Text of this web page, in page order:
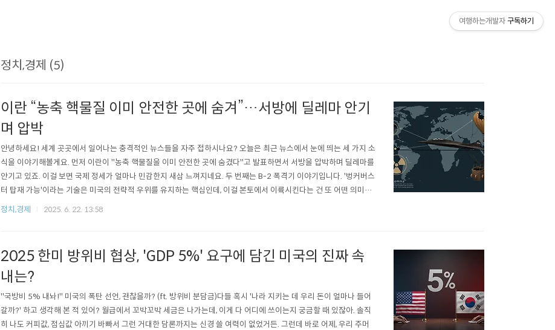
정치,경제 (5)
이란 “농축 핵물질 이미 안전한 곳에 숨겨”…서방에 딜레마 안기
며 압박
안녕하세요! 세계 곳곳에서 일어나는 충격적인 뉴스들을 자주 접하시나요? 오늘은 최근 뉴스에서 눈에 띄는 세 가지 소
식을 이야기해볼게요. 먼저 이란이 "농축 핵물질을 이미 안전한 곳에 숨겼다"고 발표하면서 서방을 압박하며 딜레마를
안기고 있죠. 이걸 보면 국제 정세가 얼마나 민감한지 새삼 느껴지네요. 두 번째는 B-2 폭격기 이야기입니다. '벙커버스
터 탑재 가능'이라는 기술은 미국의 전략적 우위를 유지하는 핵심인데, 이걸 본토에서 이륙시킨다는 건 또 어떤 의미일
까요? 마지막으로 브라질 열기구 추락 사고로 8명이 목숨을 잃은 안타까운 소식입니다. 이 사고는 우리가 얼마나 작은
정치,경제 2025. 6. 22. 13:58
2025 한미 방위비 협상, 'GDP 5%' 요구에 담긴 미국의 진짜 속
내는?
"국방비 5% 내놔!" 미국의 폭탄 선언, 괜찮을까? (ft. 방위비 분담금)다들 혹시 '나라 지키는 데 우리 돈이 얼마나 들어
갈까?' 하고 생각해 본 적 있어? 월급에서 꼬박꼬박 세금은 나가는데, 이게 다 어디에 쓰이는지 궁금할 때 있잖아. 솔직
히 나도 커피값, 점심값 아끼기 바빠서 그런 거대한 담론까지는 신경 쓸 여력이 없었거든. 그런데 바로 어제, 우리 주머
여행하는개발자 구독하기